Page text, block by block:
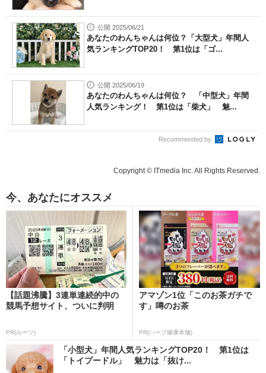
公開 2025/06/21
あなたのわんちゃんは何位？「大型犬」年間人
気ランキングTOP20！ 第1位は「ゴ...
公開 2025/06/19
あなたのわんちゃんは何位？ 「中型犬」年間
人気ランキング！ 第1位は「柴犬」 魅...
Recommended by
Copyright © ITmedia Inc. All Rights Reserved.
今、あなたにオススメ
【話題沸騰】3連単連続的中の
競馬予想サイト、ついに判明
PR(ルーツ)
アマゾン1位「このお茶ガチで
す」噂のお茶
PR(ハーブ健康本舗)
「小型犬」年間人気ランキングTOP20！ 第1位は
「トイプードル」 魅力は「抜け...